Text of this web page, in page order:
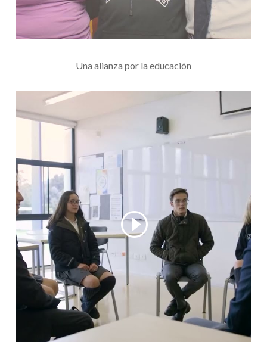
Una alianza por la educación